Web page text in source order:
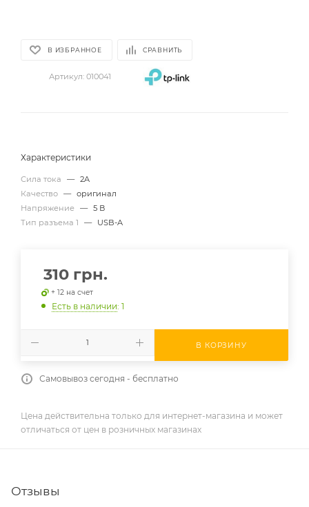
В ИЗБРАННОЕ СРАВНИТЬ
Артикул: 010041
Характеристики
Сила тока — 2A
Качество — оригинал
Напряжение — 5 В
Тип разъема 1
— USB-A
310 грн.
+ 12 на счет
Есть в наличии: 1
В КОРЗИНУ
Самовывоз сегодня - бесплатно
Цена действительна только для интернет-магазина и может
отличаться от цен в розничных магазинах
Отзывы